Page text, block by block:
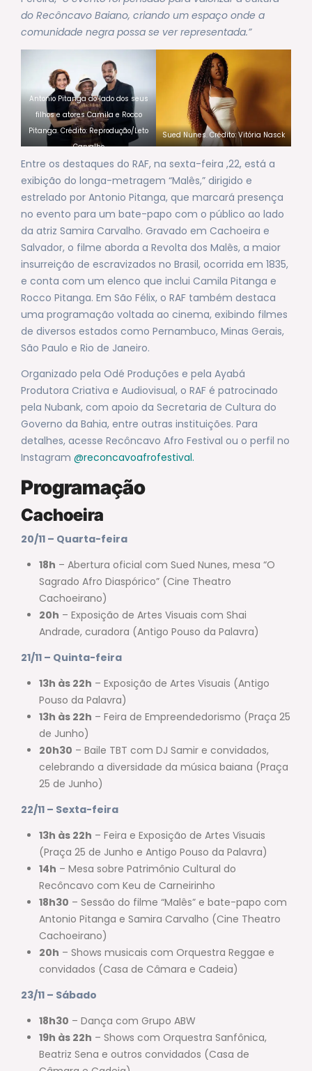
do Recôncavo Baiano, criando um espaço onde a
comunidade negra possa se ver representada.”
Antonio Pitanga ao lado dos seus
filhos e atores Camila e Rocco
Pitanga. Crédito: Reprodução/Leto
Carvalho
Sued Nunes. Crédito: Vitória Nasck
Entre os destaques do RAF, na sexta-feira ,22, está a
exibição do longa-metragem “Malês,” dirigido e
estrelado por Antonio Pitanga, que marcará presença
no evento para um bate-papo com o público ao lado
da atriz Samira Carvalho. Gravado em Cachoeira e
Salvador, o filme aborda a Revolta dos Malês, a maior
insurreição de escravizados no Brasil, ocorrida em 1835,
e conta com um elenco que inclui Camila Pitanga e
Rocco Pitanga. Em São Félix, o RAF também destaca
uma programação voltada ao cinema, exibindo filmes
de diversos estados como Pernambuco, Minas Gerais,
São Paulo e Rio de Janeiro.
Organizado pela Odé Produções e pela Ayabá
Produtora Criativa e Audiovisual, o RAF é patrocinado
pela Nubank, com apoio da Secretaria de Cultura do
Governo da Bahia, entre outras instituições. Para
detalhes, acesse Recôncavo Afro Festival ou o perfil no
Instagram @reconcavoafrofestival.
Programação
Cachoeira
20/11 – Quarta-feira
18h – Abertura oficial com Sued Nunes, mesa “O
Sagrado Afro Diaspórico” (Cine Theatro
Cachoeirano)
20h – Exposição de Artes Visuais com Shai
Andrade, curadora (Antigo Pouso da Palavra)
21/11 – Quinta-feira
13h às 22h – Exposição de Artes Visuais (Antigo
Pouso da Palavra)
13h às 22h – Feira de Empreendedorismo (Praça 25
de Junho)
20h30 – Baile TBT com DJ Samir e convidados,
celebrando a diversidade da música baiana (Praça
25 de Junho)
22/11 – Sexta-feira
13h às 22h – Feira e Exposição de Artes Visuais
(Praça 25 de Junho e Antigo Pouso da Palavra)
14h – Mesa sobre Patrimônio Cultural do
Recôncavo com Keu de Carneirinho
18h30 – Sessão do filme “Malês” e bate-papo com
Antonio Pitanga e Samira Carvalho (Cine Theatro
Cachoeirano)
20h – Shows musicais com Orquestra Reggae e
convidados (Casa de Câmara e Cadeia)
23/11 – Sábado
18h30 – Dança com Grupo ABW
19h às 22h – Shows com Orquestra Sanfônica,
Beatriz Sena e outros convidados (Casa de